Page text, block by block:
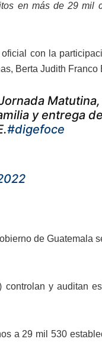
en más de 29 mil
con la
Berta Judith Franco
y entrega
#digefoce
de Guatemala
y auditan
a 29 mil 530